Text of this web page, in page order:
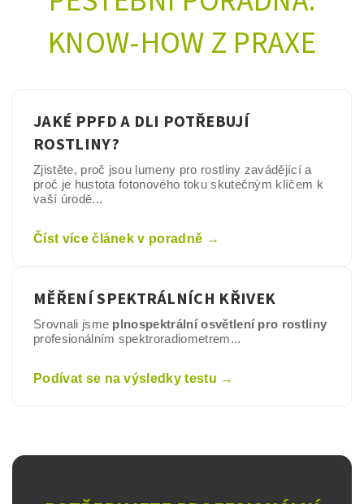
KNOW-HOW Z PRAXE
JAKÉ PPFD A DLI POTŘEBUJÍ
ROSTLINY?
Zjistěte, proč jsou lumeny pro rostliny zavádějící a
proč je hustota fotonového toku skutečným klíčem k
vaší úrodě...
Číst více článek v poradně →
MĚŘENÍ SPEKTRÁLNÍCH KŘIVEK
Srovnali jsme plnospektrální osvětlení pro rostliny
profesionálním spektroradiometrem...
Podívat se na výsledky testu →